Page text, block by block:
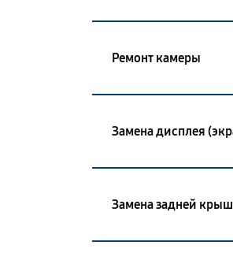
Ремонт камеры
Замена дисплея
Замена задней